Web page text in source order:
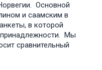
Основной
и саамским в
в которой
Мы
сравнительный